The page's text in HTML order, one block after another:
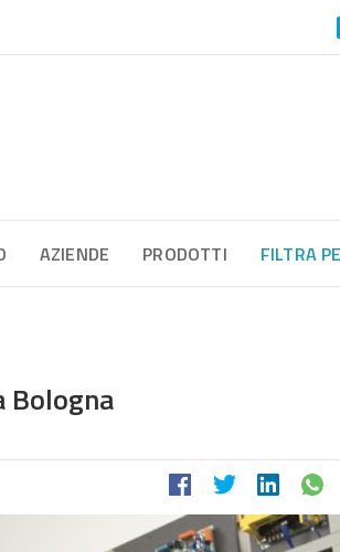
AZIENDE PRODOTTI FILTRA
Bologna